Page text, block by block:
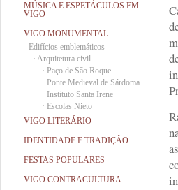
MÚSICA E ESPETÁCULOS EM
VIGO
VIGO MONUMENTAL
- Edifícios emblemáticos
· Arquitetura civil
· Paço de São Roque
· Ponte Medieval de Sárdoma
· Instituto Santa Irene
· Escolas Nieto
VIGO LITERÁRIO
IDENTIDADE E TRADIÇÂO
FESTAS POPULARES
VIGO CONTRACULTURA